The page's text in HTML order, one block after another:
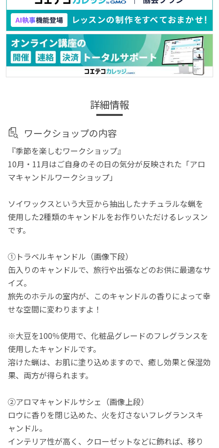
詳細情報
ワークショップの内容
『季節を楽しむワークショップ』
10月・11月はご自身のその日の気分が反映された「アロ
マキャンドルワークショップ」
ソイワックスという大豆から抽出したナチュラルな蝋を
使用した2種類のキャンドルをお作りいただけるレッスン
です。
①トラベルキャンドル（画像下段）
缶入りのキャンドルで、旅行や出張などのお供に最適なサ
イズ。
旅先のホテルの室内が、このキャンドルの香りによって幸
せな空間に変わりますよ！
※大豆を100％使用で、化粧品グレードのフレグランスを
使用したキャンドルです。
溶けた蝋は、お肌に塗り込めますので、癒し効果と保湿効
果、両方が得られます。
②アロマキャンドルサシェ（画像上段）
ロウに香りを閉じ込めた、火を灯さないフレグランスキ
ャンドル。
インテリア性が高く、クローゼットなどに飾れば、移り